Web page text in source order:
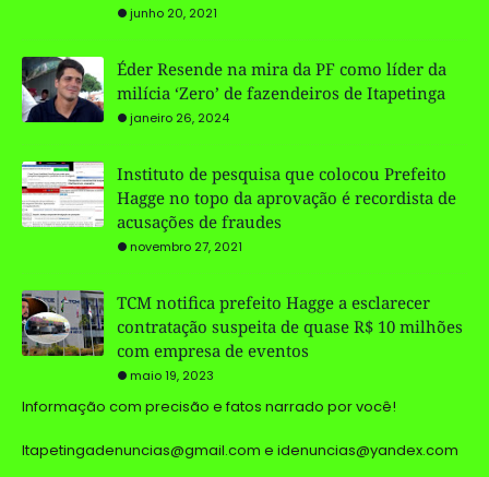
junho 20, 2021
Éder Resende na mira da PF como líder da
milícia ‘Zero’ de fazendeiros de Itapetinga
janeiro 26, 2024
Instituto de pesquisa que colocou Prefeito
Hagge no topo da aprovação é recordista de
acusações de fraudes
novembro 27, 2021
TCM notifica prefeito Hagge a esclarecer
contratação suspeita de quase R$ 10 milhões
com empresa de eventos
maio 19, 2023
Informação com precisão e fatos narrado por você!
Itapetingadenuncias@gmail.com e idenuncias@yandex.com